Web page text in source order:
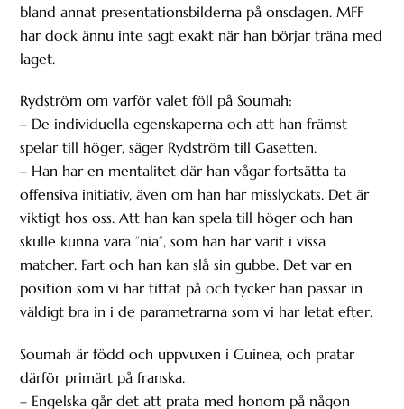
bland annat presentationsbilderna på onsdagen. MFF
har dock ännu inte sagt exakt när han börjar träna med
laget.
Rydström om varför valet föll på Soumah:
– De individuella egenskaperna och att han främst
spelar till höger, säger Rydström till Gasetten.
– Han har en mentalitet där han vågar fortsätta ta
offensiva initiativ, även om han har misslyckats. Det är
viktigt hos oss. Att han kan spela till höger och han
skulle kunna vara ”nia”, som han har varit i vissa
matcher. Fart och han kan slå sin gubbe. Det var en
position som vi har tittat på och tycker han passar in
väldigt bra in i de parametrarna som vi har letat efter.
Soumah är född och uppvuxen i Guinea, och pratar
därför primärt på franska.
– Engelska går det att prata med honom på någon